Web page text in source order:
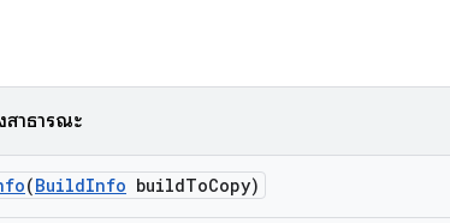
สาธารณะ
(BuildInfo buildToCopy)